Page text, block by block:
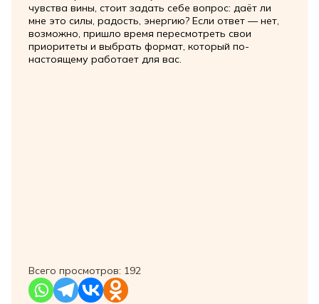
чувства вины, стоит задать себе вопрос: даёт ли
мне это силы, радость, энергию? Если ответ — нет,
возможно, пришло время пересмотреть свои
приоритеты и выбрать формат, который по-
настоящему работает для вас.
Всего просмотров: 192